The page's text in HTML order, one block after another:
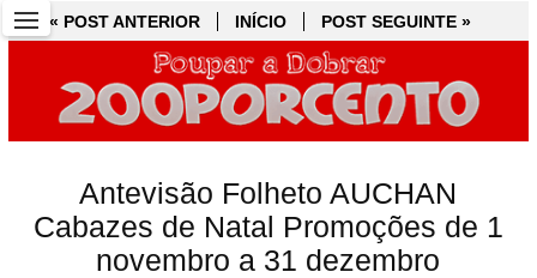
« POST ANTERIOR INÍCIO POST SEGUINTE »
Antevisão Folheto AUCHAN
Cabazes de Natal Promoções de 1
novembro a 31 dezembro
« POST ANTERIOR INÍCIO POST SEGUINTE »